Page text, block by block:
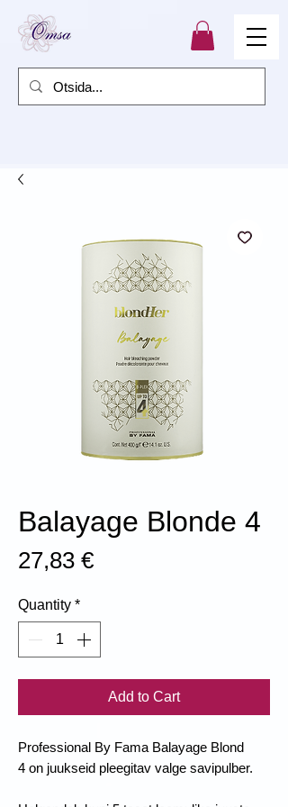
Balayage Blonde 4
27,83 €Price
Quantity *
Add to Cart
Professional By Fama Balayage Blond
4 on juukseid pleegitav valge savipulber.